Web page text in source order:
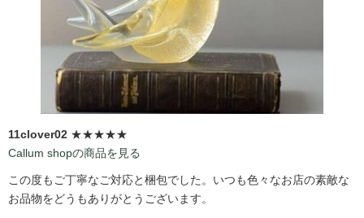
11clover02 ★★★★★
Callum shopの商品を見る
この度もご丁寧なご対応と梱包でした。いつも色々なお店の素敵な
お品物をどうもありがとうございます。